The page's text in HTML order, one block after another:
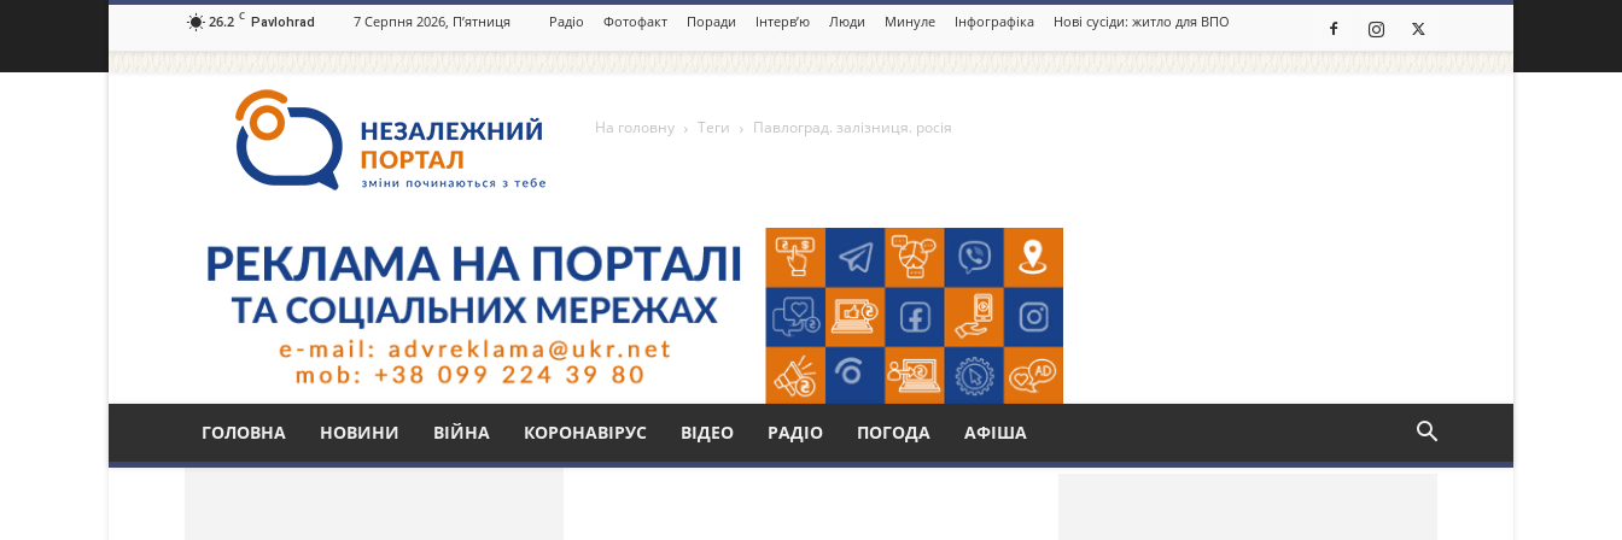
26.2 C Pavlohrad 7 Серпня 2026, П’ятниця Радіо Фотофакт Поради Інтерв’ю Люди Минуле Інфографіка Нові сусіди: житло для ВПО
портал
Павлоград.dp.ua
ГОЛОВНА НОВИНИ ВІЙНА КОРОНАВІРУС ВІДЕО РАДІО ПОГОДА АФІША
На головну Теги Павлоград. залізниця. росія
Тег: Павлоград. залізниця. росія